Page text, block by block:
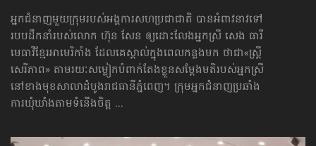
អ្នកជំនាញមួយក្រុមរបស់អង្គការសហប្រជាជាតិ បានអំពាវនាវទៅ​
របបដឹកនាំរបស់លោក ហ៊ុន សែន ឲ្យដោះលែងអ្នកស្រី សេង ធារី
មេធាវីខ្មែរអាមេរិកាំង ដែលគេស្គាល់ក្នុងពេលកន្លងមក ថាជា«ស្ត្រី
សេរីភាព» តាមរយៈសម្លៀកបំពាក់តែងខ្លួនសម្ដែងមតិរបស់អ្នកស្រី
នៅខាងមុខសាលាដំបូងរាជធានីភ្នំពេញ។ ក្រុមអ្នកជំនាញប្រឆាំង
ការឃុំឃាំងតាមទំនើងចិត្ត ...